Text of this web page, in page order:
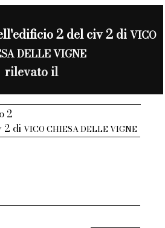
2 del civ 2 diVICO
DELLE VIGNE
rilevato il
2
2 diVICO CHIESA DELLE VIGNE